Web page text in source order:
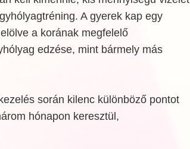
A gyerek kap egy
a korának megfelelő
edzése, mint bármely más
során kilenc különböző pontot
hónapon keresztül,